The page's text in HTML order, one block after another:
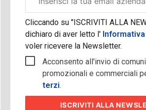
aziendale
Cliccando su "ISCRIVITI ALLA
dichiaro di aver letto l'Informativa
voler ricevere la Newsletter.
Acconsento all'invio di
promozionali e commerciali
terzi.
ISCRIVITI ALLA